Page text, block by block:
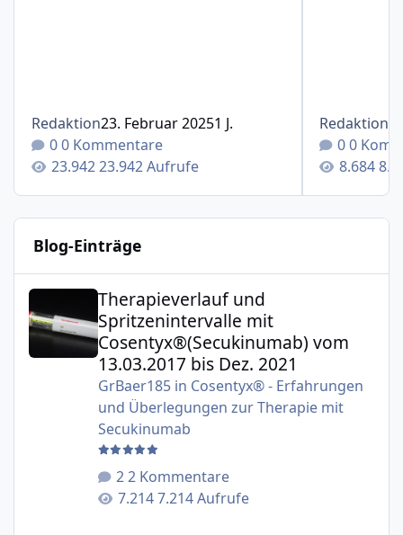
Redaktion23. Februar 20251 J.
0 Kommentare
23.942 Aufrufe
Redaktion
0
Blog-Einträge
Therapieverlauf und Spritzenintervalle mit
Therapieverlauf und
Spritzenintervalle mit
Cosentyx®(Secukinumab) vom
13.03.2017 bis Dez. 2021
GrBaer185in Cosentyx® - Erfahrungen
und Überlegungen zur Therapie mit
Secukinumab
2 Kommentare
7.214 Aufrufe